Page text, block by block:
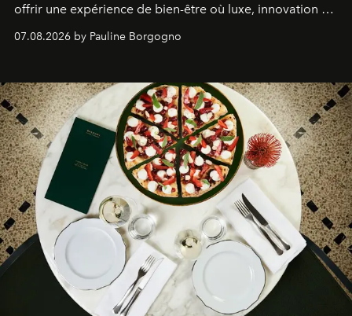
offrir une expérience de bien-être où luxe, innovation et
07.08.2026 by Pauline Borgogno